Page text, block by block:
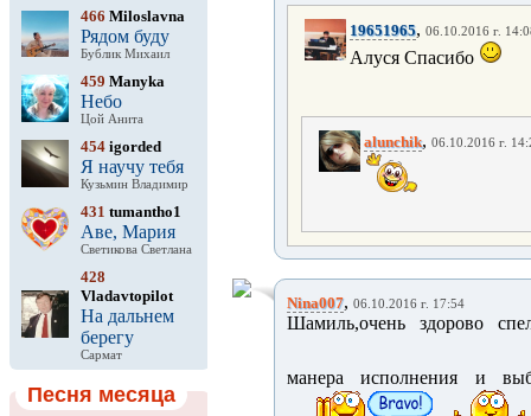
466 Miloslavna
Рядом буду
Бублик Михаил
459 Manyka
Небо
Цой Анита
454 igorded
Я научу тебя
Кузьмин Владимир
431 tumantho1
Аве, Мария
Светикова Светлана
428
Vladavtopilot
На дальнем
берегу
Сармат
Песня месяца
19651965, 06.10.2016 г.
Алуся Спасибо
alunchik, 06.10.2016 г.
Nina007, 06.10.2016 г. 17:54
Шамиль,очень здорово
манера исполнения и